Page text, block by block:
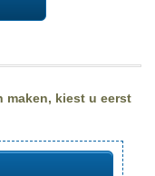
maken, kiest u eerst